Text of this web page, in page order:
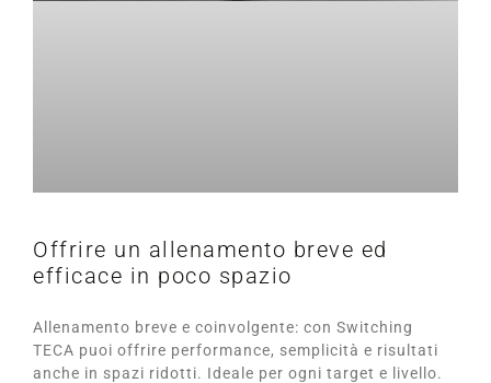
Offrire un allenamento breve ed
efficace in poco spazio
Allenamento breve e coinvolgente: con Switching
TECA puoi offrire performance, semplicità e risultati
anche in spazi ridotti. Ideale per ogni target e livello.